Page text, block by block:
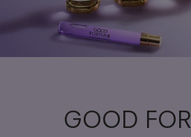
GOOD